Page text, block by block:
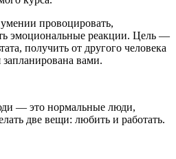
провоцировать,
эмоциональные реакции. Цель —
получить от другого человека
запланирована вами.
— это нормальные люди,
две вещи: любить и работать.